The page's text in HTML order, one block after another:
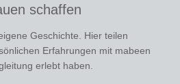
schaffen
Geschichte. Hier teilen
Erfahrungen mit mabeen
erlebt haben.